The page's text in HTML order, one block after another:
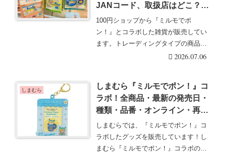
JANコード、取扱店はどこ？ダ
イソー、セリア、キャンドゥ
も！ブラインドランダムのグッ
ズ！原作柄も！
100円ショップから『ミルモでポ
ン！』とコラボした雑貨が販売してい
ます。トレーディングタイプの商品が
大型コラボとして登場・・・続きを読
2026.07.06
しまむら
しまむら『ミルモでポン！』コ
ラボ！全商品・最新の発売日・
種類・品番・オンライン・再販
まとめ！取扱店はどこ？キーホ
ルダー、ミニフォトアルバムが
2026/6/25より新発売！
しまむらでは、『ミルモでポン！』コ
ラボしたグッズを販売しています！し
まむら『ミルモでポン！』コラボの発